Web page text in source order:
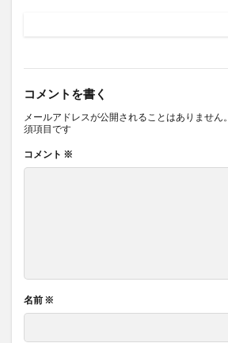
コメントを書く
メールアドレスが公開されることはありません。
須項目です
コメント ※
名前 ※